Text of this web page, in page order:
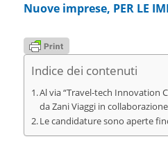
Nuove imprese, PER LE
Indice dei contenuti
Al via “Travel-tech Innovation
da Zani Viaggi in
Le candidature sono aperte